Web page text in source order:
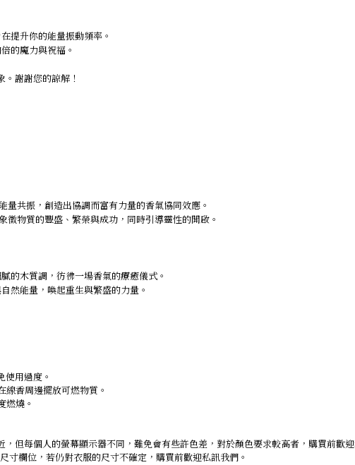
提升你的能量振動頻率。
的魔力與祝福。
謝謝您的諒解！
共振，創造出協調而富有力量的香氣協同效應。
物質的豐盛、繁榮與成功，同時引導靈性的開啟。
的木質調，彷彿一場香氣的療癒儀式。
然能量，喚起重生與繁盛的力量。
用過度。
香周邊擺放可燃物質。
燃燒。
但每個人的螢幕顯示器不同，難免會有些許色差，對於顏色要求較高者，購買前歡
欄位，若仍對衣服的尺寸不確定，購買前歡迎私訊我們。